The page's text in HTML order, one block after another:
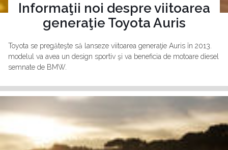
Informaţii noi despre viitoarea
generaţie Toyota Auris
Toyota se pregăteşte să lanseze viitoarea generaţie Auris în 2013.
modelul va avea un design sportiv şi va beneficia de motoare diesel
semnate de BMW.